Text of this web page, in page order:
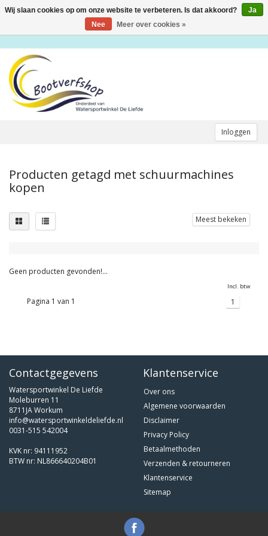
Inloggen
Toggle
Producten getagd met schuurmachines
kopen
Meest bekeken
Geen producten gevonden!...
Incl. btw
Pagina 1 van 1 1
Contactgegevens
Watersportwinkel De Liefde
Moleburren 11
8711JA Workum
info@watersportwinkeldeliefde.nl
0031-515 542004
KVK nr: 94111952
BTW nr: NL866640204B01
Klantenservice
Over ons
Algemene voorwaarden
Disclaimer
Privacy Policy
Betaalmethoden
Verzenden & retourneren
Klantenservice
Sitemap
Wij slaan cookies op om onze website te verbeteren. Is dat akkoord?
Ja
Nee
Meer over cookies »